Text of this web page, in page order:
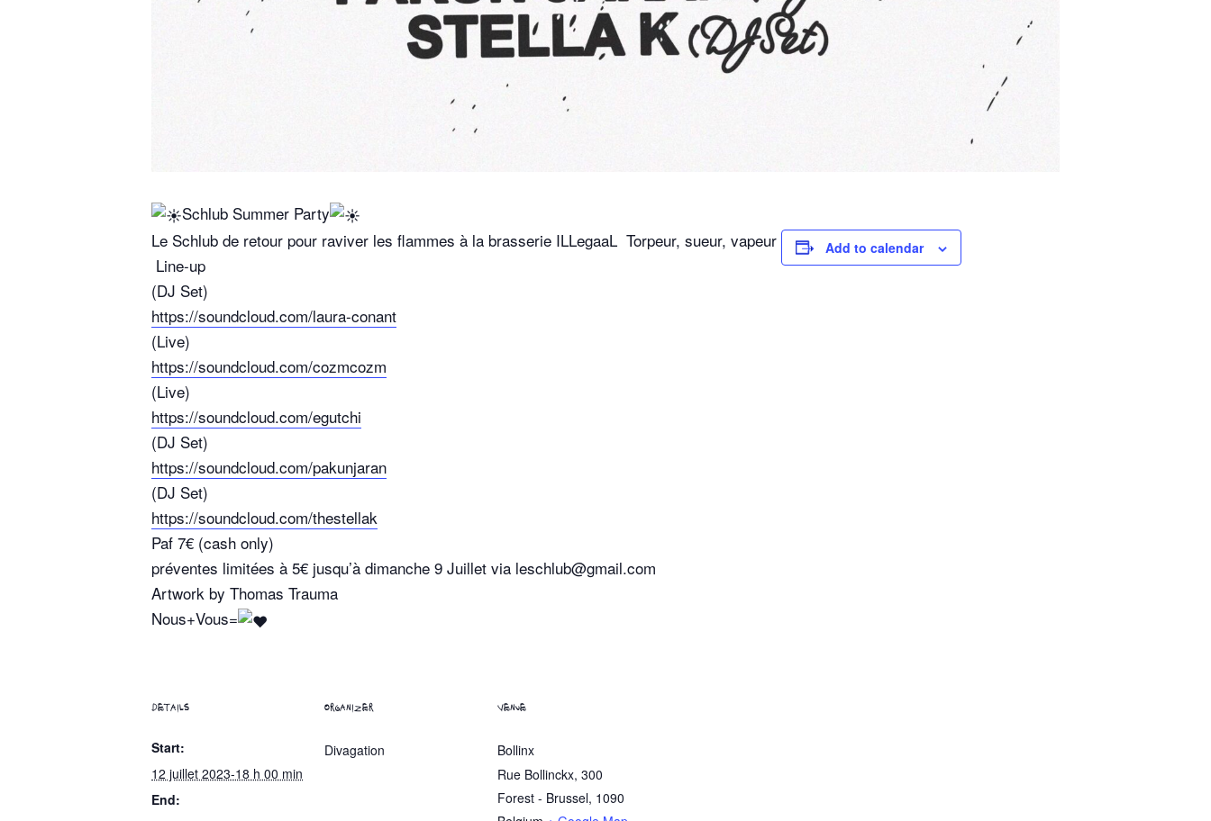
Schlub Summer Party
Le Schlub de retour pour raviver les flammes à la brasserie ILLegaaL Torpeur, sueur, vapeur
Line-up
(DJ Set)
https://soundcloud.com/laura-conant
(Live)
https://soundcloud.com/cozmcozm
(Live)
https://soundcloud.com/egutchi
(DJ Set)
https://soundcloud.com/pakunjaran
(DJ Set)
https://soundcloud.com/thestellak
Paf 7€ (cash only)
préventes limitées à 5€ jusqu’à dimanche 9 Juillet via leschlub@gmail.com
Artwork by Thomas Trauma
Nous+Vous=
Add to calendar
DETAILS
Start:
12 juillet 2023-18 h 00 min
End:
ORGANIZER
Divagation
VENUE
Bollinx
Rue Bollinckx, 300
Forest - Brussel, 1090